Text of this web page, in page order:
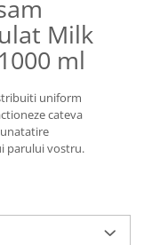
Milk
ml
uniform
cateva
parului vostru.